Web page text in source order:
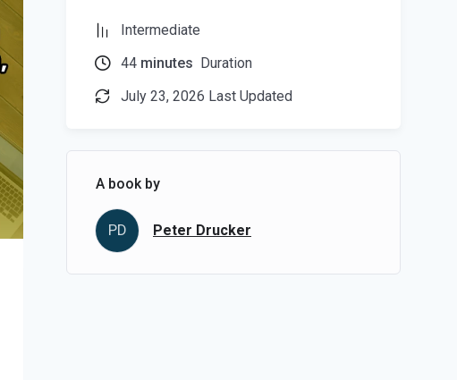
Intermediate
44 minutes Duration
July 23, 2026 Last Updated
A book by
PD Peter Drucker